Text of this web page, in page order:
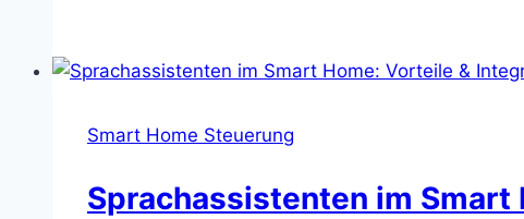
Risiken
Smart Home Steuerung
Sprachassistenten im